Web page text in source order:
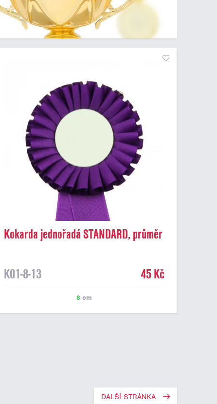
Kokarda jednořadá STANDARD, průměr
K01-8-13
45 Kč
8 cm
DALŠÍ STRÁNKA